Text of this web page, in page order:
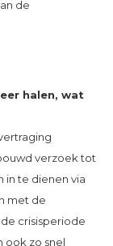
de
halen, wat
verzoek tot
in te dienen via
met de
crisisperiode
ook zo snel